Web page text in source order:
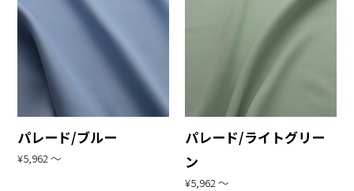
パレード/ブルー
¥5,962 〜
パレード/ライトグリー
ン
¥5,962 〜